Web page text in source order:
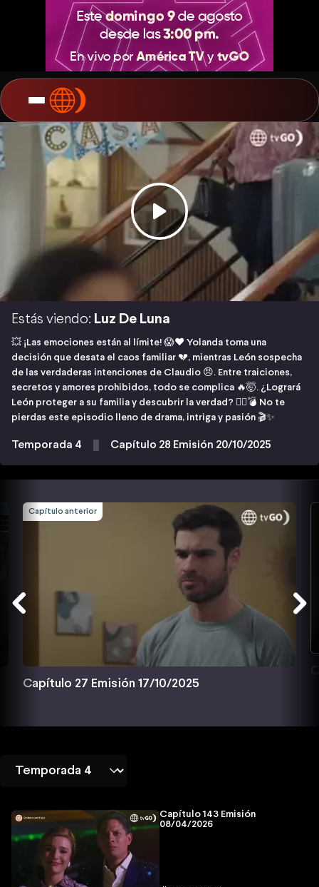
Estás viendo: Luz De Luna
💥 ¡Las emociones están al límite! 😱❤️ Yolanda toma una
decisión que desata el caos familiar 💔, mientras León sospecha
de las verdaderas intenciones de Claudio 😠. Entre traiciones,
secretos y amores prohibidos, todo se complica 🔥🤯. ¿Logrará
León proteger a su familia y descubrir la verdad? 🕵️‍♂️💣 No te
pierdas este episodio lleno de drama, intriga y pasión 🎬✨
Temporada 4 Capítulo 28 Emisión 20/10/2025
Capítulo anterior
Capítulo 27 Emisión 17/10/2025
Capítulo 143 Emisión
08/04/2026